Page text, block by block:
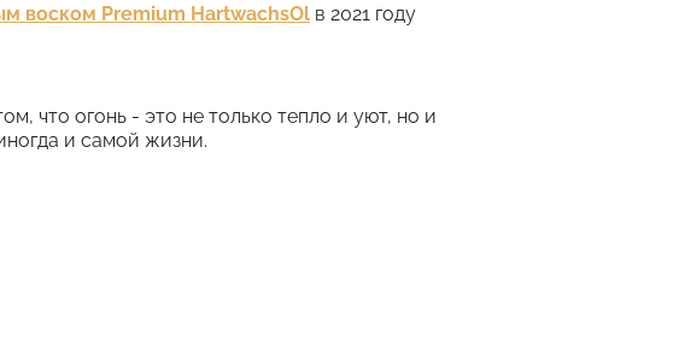
воском Premium HartwachsOl в 2021 году
что огонь - это не только тепло и уют, но и
и самой жизни.